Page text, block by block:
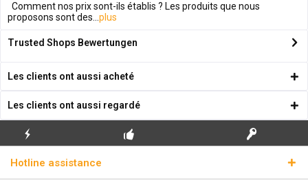
Comment nos prix sont-ils établis ? Les produits que nous
proposons sont des... plus
Trusted Shops Bewertungen
Les clients ont aussi acheté
Les clients ont aussi regardé
ÉCLAIR
Hotline assistance